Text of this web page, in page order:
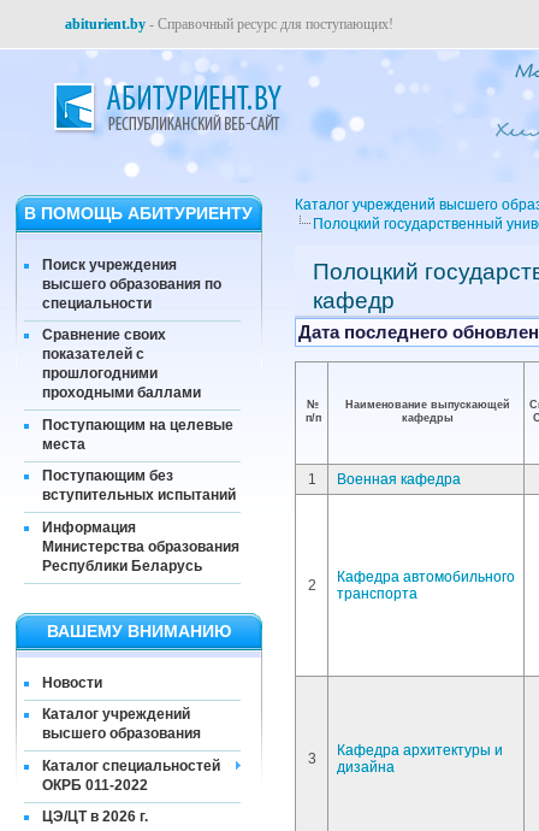
abiturient.by - Справочный ресурс для поступающих!
В ПОМОЩЬ АБИТУРИЕНТУ
Поиск учреждения
высшего образования по
специальности
Сравнение своих
показателей с
прошлогодними
проходными баллами
Поступающим на целевые
места
Поступающим без
вступительных испытаний
Информация
Министерства образования
Республики Беларусь
ВАШЕМУ ВНИМАНИЮ
Новости
Каталог учреждений
высшего образования
Каталог специальностей
ОКРБ 011-2022
ЦЭ/ЦТ в 2026 г.
Каталог учреждений высшего
Полоцкий государственный
Полоцкий
кафедр
Дата последнего
№
п/п
Наименование выпускающей
кафедры
1 Военная кафедра
2
Кафедра автомобильного
транспорта
3
Кафедра архитектуры и
дизайна